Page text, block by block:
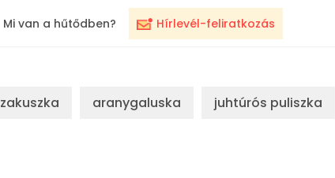
Hírlevél-feliratkozás
Mi van a hűtődben?
zakuszka aranygaluska juhtúrós puliszka